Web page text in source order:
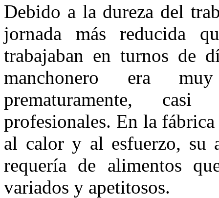
Debido a la dureza del
jornada más reducida
trabajaban en turnos de
manchonero era
prematuramente,
profesionales. En la
al calor y al esfuerzo, su
requería de alimentos
variados y apetitosos.